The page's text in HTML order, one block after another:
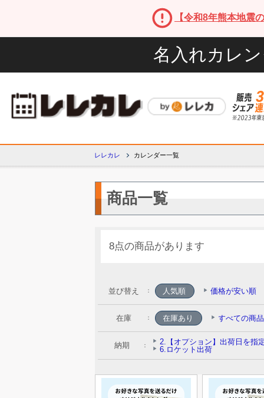
【令和8年熊本地震
名入れカレ
レレカレ カレンダー一覧
商品一覧
8点の商品があります
並び替え ： 人気順 価格が安い順
在庫 ：
納期 ：